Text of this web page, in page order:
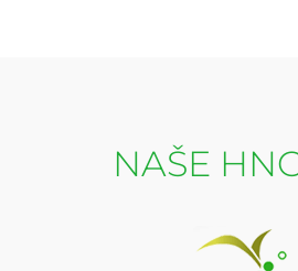
NAŠE